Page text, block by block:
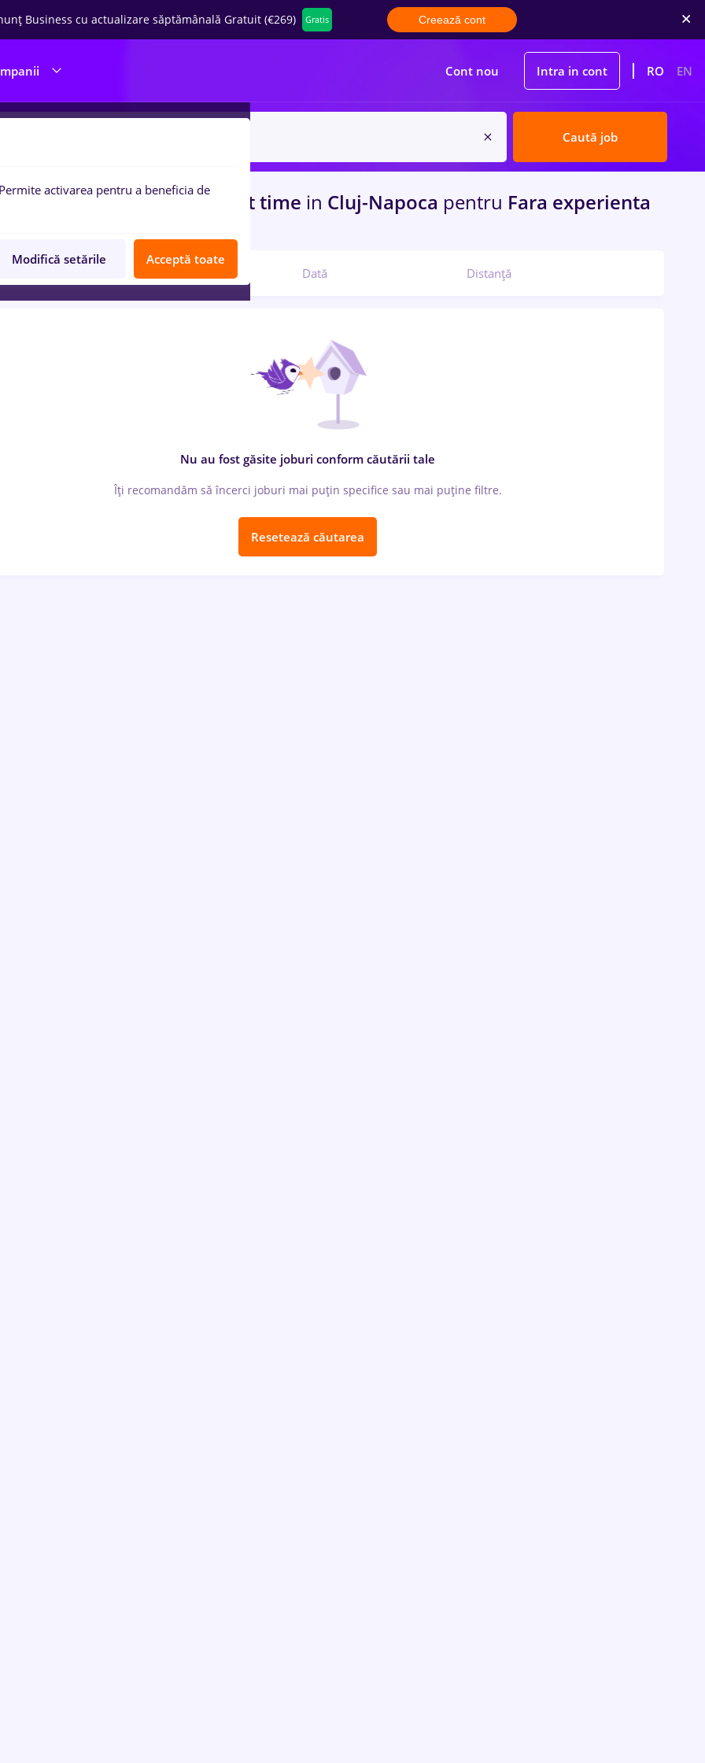
Business cu actualizare săptămânală Gratuit (€269) Gratis Creează cont
Cont nou Intra in cont RO EN
Caută job
de muncainsolventa, Part time in Cluj-Napoca pentru Fara experienta
Relevanță Dată Distanță
Nu au fost găsite joburi conform căutării tale
Îți recomandăm să încerci joburi mai puțin specifice sau mai puține filtre.
Resetează căutarea
Permite activarea pentru a beneficia de
Modifică setările Acceptă toate